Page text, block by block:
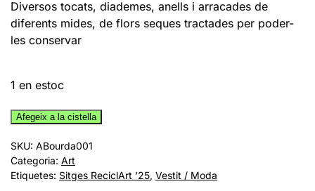
Diversos tocats, diademes, anells i arracades de
diferents mides, de flors seques tractades per poder-
les conservar
1 en estoc
quantitat
Jardines
Compartidos,
de
Afegeix a la cistella
SKU: ABourda001
Categoria: Art
Etiquetes: Sitges ReciclArt '25, Vestit / Moda